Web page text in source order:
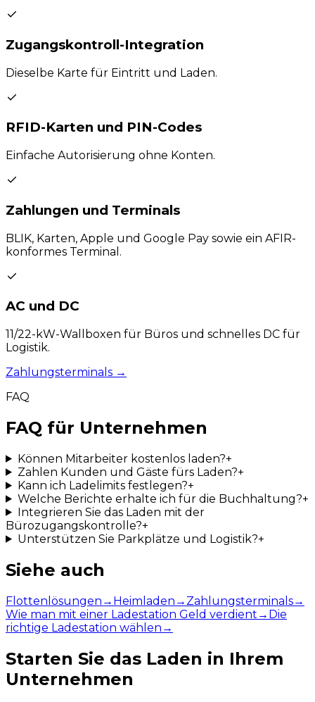
Zugangskontroll-Integration
Dieselbe Karte für Eintritt und Laden.
RFID-Karten und PIN-Codes
Einfache Autorisierung ohne Konten.
Zahlungen und Terminals
BLIK, Karten, Apple und Google Pay sowie ein AFIR-
konformes Terminal.
AC und DC
11/22-kW-Wallboxen für Büros und schnelles DC für
Logistik.
Zahlungsterminals →
FAQ
FAQ für Unternehmen
Können Mitarbeiter kostenlos laden?+
Zahlen Kunden und Gäste fürs Laden?+
Kann ich Ladelimits festlegen?+
Welche Berichte erhalte ich für die Buchhaltung?+
Integrieren Sie das Laden mit der
Bürozugangskontrolle?+
Unterstützen Sie Parkplätze und Logistik?+
Siehe auch
Flottenlösungen → Heimladen → Zahlungsterminals→
Wie man mit einer Ladestation Geld verdient → Die
richtige Ladestation wählen →
Starten Sie das Laden in Ihrem
Unternehmen